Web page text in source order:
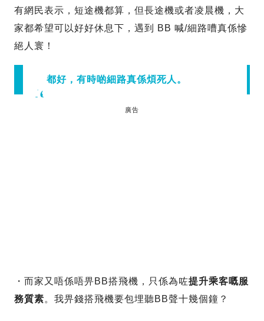
有網民表示，短途機都算，但長途機或者凌晨機，大
家都希望可以好好休息下，遇到 BB 喊/細路嘈真係慘
絕人寰！
都好，有時啲細路真係煩死人。
廣告
・而家又唔係唔畀BB搭飛機，只係為咗提升乘客嘅服
務質素。我畀錢搭飛機要包埋聽BB聲十幾個鐘？